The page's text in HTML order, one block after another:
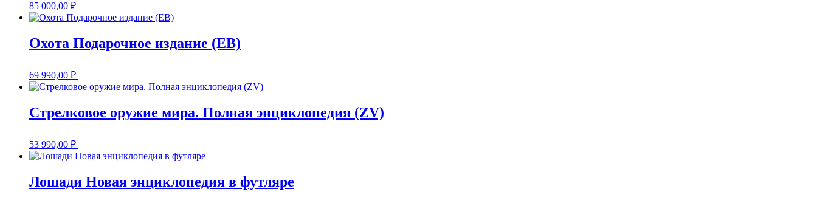
85 000,00 ₽
Охота Подарочное издание (EB)
69 990,00 ₽
Стрелковое оружие мира. Полная энциклопедия (ZV)
53 990,00 ₽
Лошади Новая энциклопедия в футляре